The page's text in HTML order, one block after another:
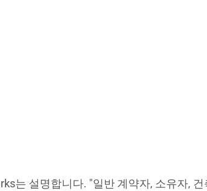
는 설명합니다. "일반 계약자, 소유자, 건